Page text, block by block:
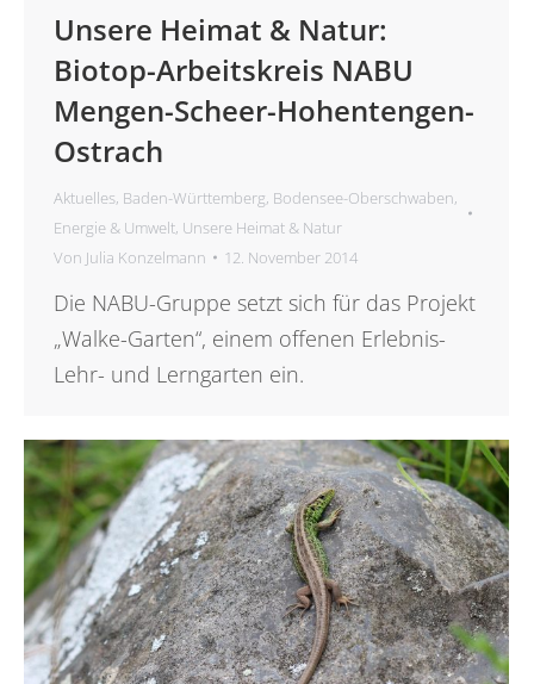
Unsere Heimat & Natur:
Biotop-Arbeitskreis NABU
Mengen-Scheer-Hohentengen-
Ostrach
Aktuelles, Baden-Württemberg, Bodensee-Oberschwaben,
Energie & Umwelt, Unsere Heimat & Natur
Von Julia Konzelmann 12. November 2014
Die NABU-Gruppe setzt sich für das Projekt
„Walke-Garten“, einem offenen Erlebnis-
Lehr- und Lerngarten ein.